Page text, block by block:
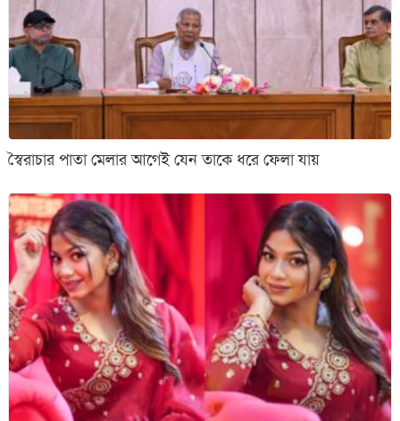
স্বৈরাচার পাতা মেলার আগেই যেন তাকে ধরে ফেলা যায়